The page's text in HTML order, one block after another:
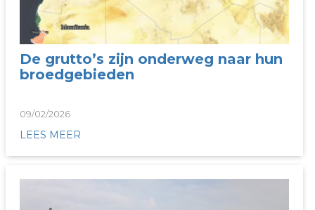
De grutto’s zijn onderweg naar hun
broedgebieden
09/02/2026
LEES MEER